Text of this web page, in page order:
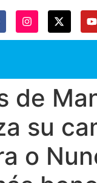
de
su
o